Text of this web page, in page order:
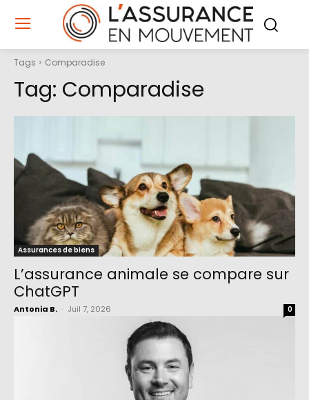
Tags Comparadise
Tag: Comparadise
Assurances de biens
L’assurance animale se compare sur
ChatGPT
Antonia B. Juil 7, 2026 0